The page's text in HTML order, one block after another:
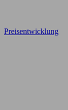
Preisentwicklung